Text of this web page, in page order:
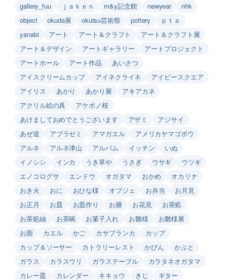
gallery_fuu
ｊａｋｅｎ m&y記念館 newyear
nhk
object
okuda展 okutsu芸術祭 pottery
ｐｔａ
yanabi
アート アート＆クラフト
アート＆クラフト展
アート＆デザイン
アートギャラリー
アートプロジェクト
アートホール
アート作品
あいさつ
アイスクリームカップ
アイネクライネ
アイビースクエア
アイリス
あかり あかり展
アキアカネ
アクリル絵の具
アケボノ桜
あけましておめでとうございます
アザミ
アジサイ
あぜ道
アブラゼミ アマガエル
アメリカヤマゴボウ
アルネ
アルネ津山 アルバム イッチン
いぬ
イノシシ
インカ うき草や うさぎ ウサギ
ウツギ
エノコログサ
エンドウ オガタマ おかめ
オカリナ
おき火
おに おひな様 オブジェ お弁当
お月見
お正月
お皿 お皿作り お膳 お花見
お茶処
お茶処紬
お茶碗 お菓子入れ お雛様
お雛様展
お面
カエル かご カサブランカ
カップ
カップ＆ソーサー
カトラリーレスト かびん
かぶと
ガラス
カラスウリ ガラステーブル
カラタネオガタマ
カレー皿
カレンダー キキョウ きじ ギター